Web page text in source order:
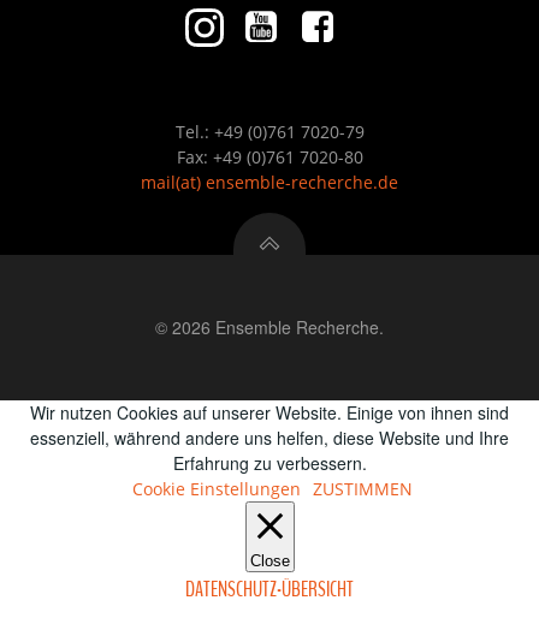
Tel.: +49 (0)761 7020-79
Fax: +49 (0)761 7020-80
mail(at) ensemble-recherche.de
© 2026 Ensemble Recherche.
Wir nutzen Cookies auf unserer Website. Einige von ihnen sind
essenziell, während andere uns helfen, diese Website und Ihre
Erfahrung zu verbessern.
Cookie Einstellungen ZUSTIMMEN
Close
DATENSCHUTZ-ÜBERSICHT